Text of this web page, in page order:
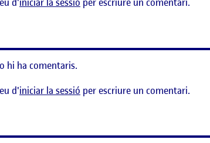
del sistema
projecte executiu
hi ha comentaris.
d'iniciar la sessió per escriure un comentari.